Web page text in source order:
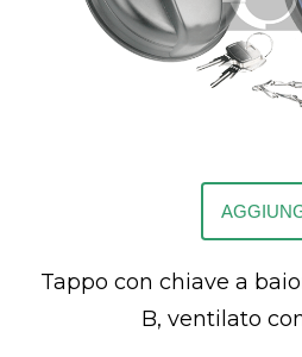
Tappo con chiave a
B, ventilato